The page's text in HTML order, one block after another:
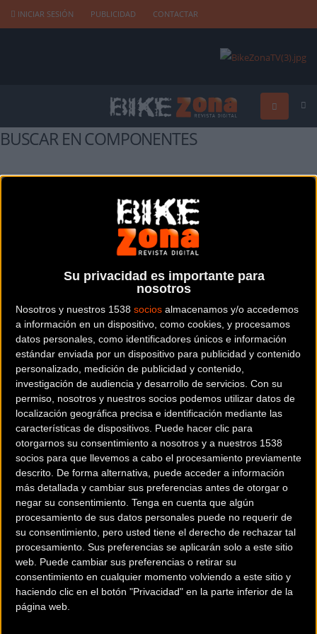
Su privacidad es importante para
nosotros
Nosotros y nuestros 1538 socios almacenamos y/o accedemos
a información en un dispositivo, como cookies, y procesamos
datos personales, como identificadores únicos e información
estándar enviada por un dispositivo para publicidad y contenido
personalizado, medición de publicidad y contenido,
investigación de audiencia y desarrollo de servicios. Con su
permiso, nosotros y nuestros socios podemos utilizar datos de
localización geográfica precisa e identificación mediante las
características de dispositivos. Puede hacer clic para
otorgarnos su consentimiento a nosotros y a nuestros 1538
socios para que llevemos a cabo el procesamiento previamente
descrito. De forma alternativa, puede acceder a información
más detallada y cambiar sus preferencias antes de otorgar o
negar su consentimiento. Tenga en cuenta que algún
procesamiento de sus datos personales puede no requerir de
su consentimiento, pero usted tiene el derecho de rechazar tal
procesamiento. Sus preferencias se aplicarán solo a este sitio
web. Puede cambiar sus preferencias o retirar su
consentimiento en cualquier momento volviendo a este sitio y
haciendo clic en el botón "Privacidad" en la parte inferior de la
página web.
INICIAR SESIÓN PUBLICIDAD CONTACTAR
BUSCAR EN COMPONENTES
MARCAS DE COMPONENTES
KODEX
Ir a ficha del fabricante / distribuidor
Tipos de Componentes:
MANILLARES
POTENCIAS